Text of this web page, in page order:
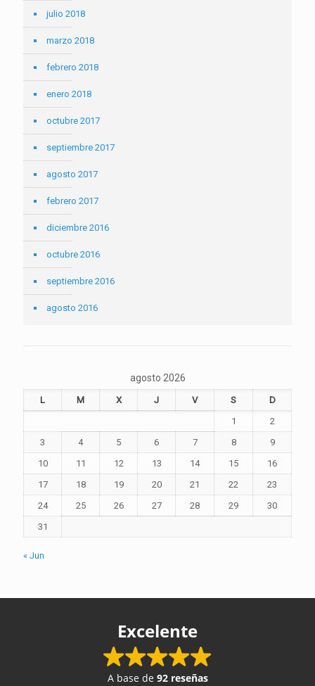
julio 2018
marzo 2018
febrero 2018
enero 2018
octubre 2017
septiembre 2017
agosto 2017
febrero 2017
diciembre 2016
octubre 2016
septiembre 2016
agosto 2016
agosto 2026
L M X J V S
D
1
2
3
4 5 6 7 8
9
10
11 12 13 14 15
16
17
18 19 20 21 22
23
24
25 26 27 28 29
30
31
« Jun
Excelente
A base de 92 reseñas